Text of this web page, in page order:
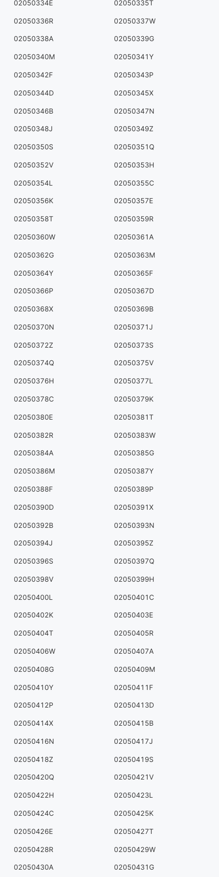
02050334E 02050335T
02050336R 02050337W
02050338A 02050339G
02050340M 02050341Y
02050342F 02050343P
02050344D 02050345X
02050346B 02050347N
02050348J 02050349Z
02050350S 02050351Q
02050352V 02050353H
02050354L 02050355C
02050356K 02050357E
02050358T 02050359R
02050360W 02050361A
02050362G 02050363M
02050364Y 02050365F
02050366P 02050367D
02050368X 02050369B
02050370N 02050371J
02050372Z 02050373S
02050374Q 02050375V
02050376H 02050377L
02050378C 02050379K
02050380E 02050381T
02050382R 02050383W
02050384A 02050385G
02050386M 02050387Y
02050388F 02050389P
02050390D 02050391X
02050392B 02050393N
02050394J 02050395Z
02050396S 02050397Q
02050398V 02050399H
02050400L 02050401C
02050402K 02050403E
02050404T 02050405R
02050406W 02050407A
02050408G 02050409M
02050410Y 02050411F
02050412P 02050413D
02050414X 02050415B
02050416N 02050417J
02050418Z 02050419S
02050420Q 02050421V
02050422H 02050423L
02050424C 02050425K
02050426E 02050427T
02050428R 02050429W
02050430A 02050431G